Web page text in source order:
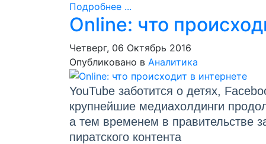
Подробнее ...
Online: что
Четверг, 06 Октябрь 2016
Опубликовано в Аналитика
YouTube заботится о детях,
крупнейшие медиахолдинги
а тем временем в правительстве
пиратского контента